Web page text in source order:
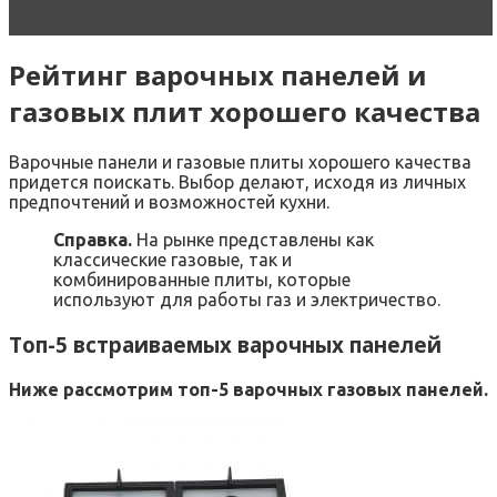
Рейтинг варочных панелей и
газовых плит хорошего качества
Варочные панели и газовые плиты хорошего качества
придется поискать. Выбор делают, исходя из личных
предпочтений и возможностей кухни.
Справка. На рынке представлены как
классические газовые, так и
комбинированные плиты, которые
используют для работы газ и электричество.
Топ-5 встраиваемых варочных панелей
Ниже рассмотрим топ-5 варочных газовых панелей.